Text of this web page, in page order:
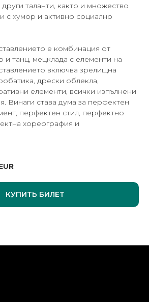
други таланти, както и множество
с хумор и активно социално
е комбинация от
и танц, мецклада с елементи на
включва зрелищна
дрески облекла,
елементи, всички изпълнени
Винаги става дума за перфектен
перфектен стил, перфектно
хореография и
КУПИТЬ БИЛЕТ